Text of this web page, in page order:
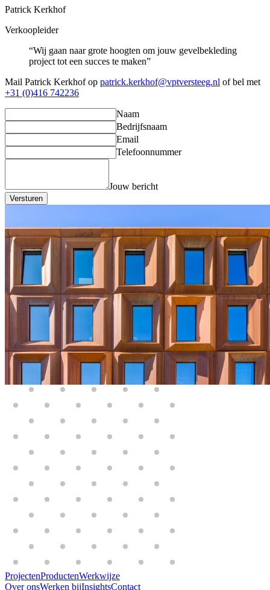
Patrick Kerkhof
Verkoopleider
“Wij gaan naar grote hoogten om jouw gevelbekleding
project tot een succes te maken”
Mail Patrick Kerkhof op patrick.kerkhof@vptversteeg.nl of bel met
+31 (0)416 742236
Naam
Bedrijfsnaam
Email
Telefoonnummer
Jouw bericht
Versturen
ProjectenProductenWerkwijze
Over onsWerken bijInsightsContact